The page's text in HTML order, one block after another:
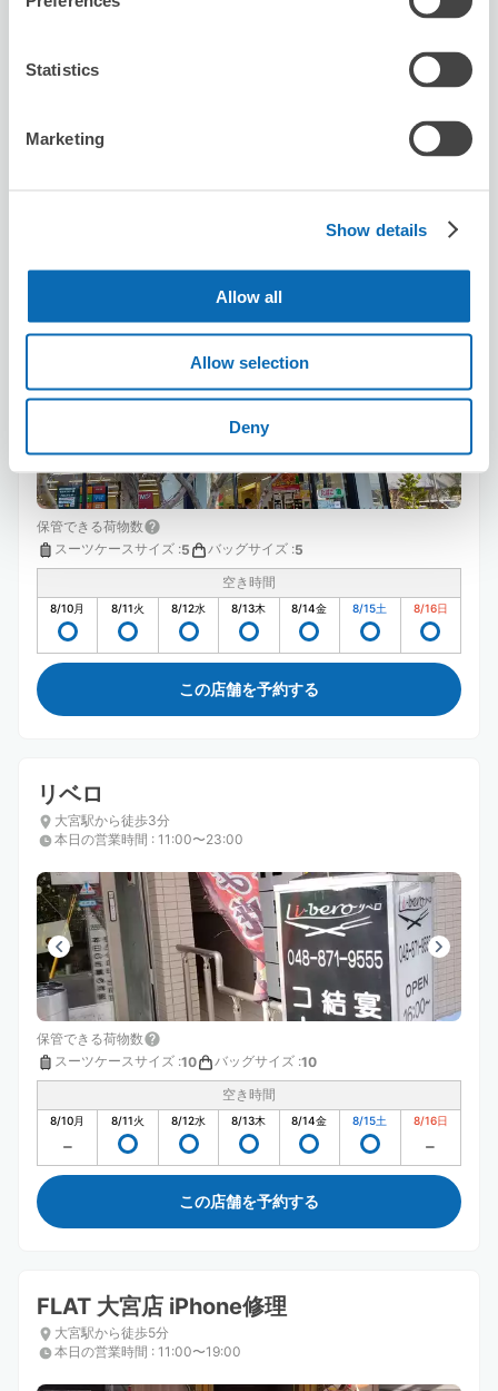
Statistics
Marketing
Show details
Allow all
Allow selection
Deny
本日の営業時間: 07:00〜21:00
保管できる荷物数
スーツケースサイズ :5 バッグサイズ :5
空き時間
8/10月 8/11火 8/12水 8/13木 8/14金 8/15土 8/16日
この店舗を予約する
リベロ
大宮駅から徒歩3分
本日の営業時間 : 11:00〜23:00
保管できる荷物数
スーツケースサイズ :10 バッグサイズ :10
空き時間
8/10月 8/11火 8/12水 8/13木 8/14金 8/15土 8/16日
この店舗を予約する
FLAT 大宮店 iPhone修理
大宮駅から徒歩5分
本日の営業時間 : 11:00〜19:00